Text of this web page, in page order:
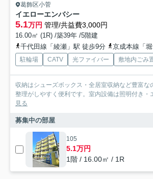
葛飾区小菅
イエローエンバシー
5.1万円 管理/共益費3,000円
16.00㎡ (1R) /築39年 /5階建
千代田線「綾瀬」駅 徒歩9分
京成本線「堀切
駐輪場 CATV 光ファイバー 敷地内ごみ
収納はシューズボックス・全居室収納など豊富な
整理がしやすく便利です。室内設備は照明付き・
見る
募集中の部屋
105
5.1万円
1階 / 16.00㎡ / 1R